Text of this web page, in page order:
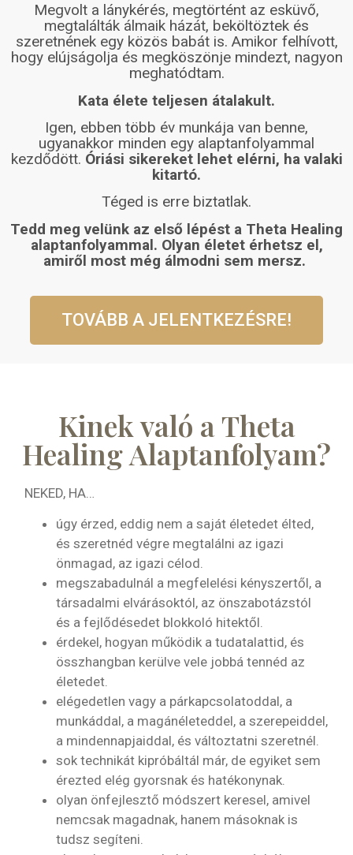
Megvolt a lánykérés, megtörtént az esküvő,
megtalálták álmaik házát, beköltöztek és
szeretnének egy közös babát is. Amikor felhívott,
hogy elújságolja és megköszönje mindezt, nagyon
meghatódtam.
Kata élete teljesen átalakult.
Igen, ebben több év munkája van benne,
ugyanakkor minden egy alaptanfolyammal
kezdődött. Óriási sikereket lehet elérni, ha valaki
kitartó.
Téged is erre biztatlak.
Tedd meg velünk az első lépést a Theta Healing
alaptanfolyammal. Olyan életet érhetsz el,
amiről most még álmodni sem mersz.
TOVÁBB A JELENTKEZÉSRE!
Kinek való a Theta
Healing Alaptanfolyam?
NEKED, HA…
úgy érzed, eddig nem a saját életedet élted,
és szeretnéd végre megtalálni az igazi
önmagad, az igazi célod.
megszabadulnál a megfelelési kényszertől, a
társadalmi elvárásoktól, az önszabotázstól
és a fejlődésedet blokkoló hitektől.
érdekel, hogyan működik a tudatalattid, és
összhangban kerülve vele jobbá tennéd az
életedet.
elégedetlen vagy a párkapcsolatoddal, a
munkáddal, a magánéleteddel, a szerepeiddel,
a mindennapjaiddal, és változtatni szeretnél.
sok technikát kipróbáltál már, de egyiket sem
érezted elég gyorsnak és hatékonynak.
olyan önfejlesztő módszert keresel, amivel
nemcsak magadnak, hanem másoknak is
tudsz segíteni.